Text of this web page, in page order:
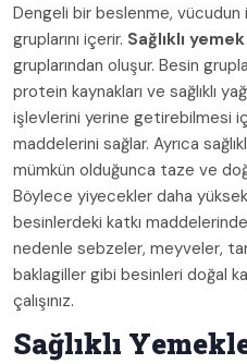
Dengeli bir beslenme,
gruplarını içerir. Sağlıklı
gruplarından oluşur. Besin
protein kaynakları ve sağlıklı
işlevlerini yerine getirebilmesi
maddelerini sağlar. Ayrıca
mümkün olduğunca taze ve
Böylece yiyecekler daha
besinlerdeki katkı
nedenle sebzeler, meyveler,
baklagiller gibi besinleri doğal
çalışınız.
Sağlıklı